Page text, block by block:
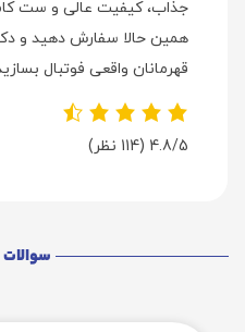
جذاب، کیفیت عالی و ست
همین حالا سفارش دهید و
قهرمانان واقعی فوتبال
4.8/5 (114 نظر)